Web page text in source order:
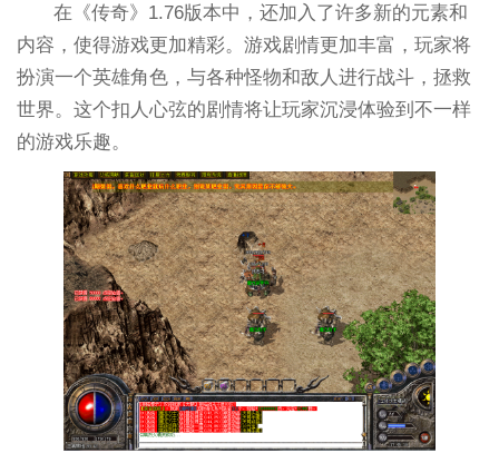
在《传奇》1.76版本中，还加入了许多新的元素和
内容，使得游戏更加精彩。游戏剧情更加丰富，玩家将
扮演一个英雄角色，与各种怪物和敌人进行战斗，拯救
世界。这个扣人心弦的剧情将让玩家沉浸体验到不一样
的游戏乐趣。